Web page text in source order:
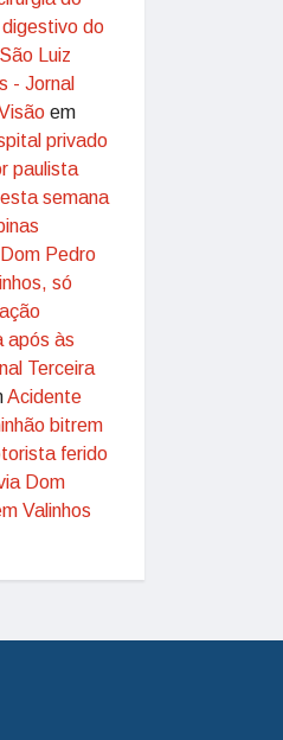
do
Luiz
- Jornal
em
privado
paulista
semana
Pedro
só
após às
Terceira
Acidente
bitrem
ferido
Dom
Valinhos